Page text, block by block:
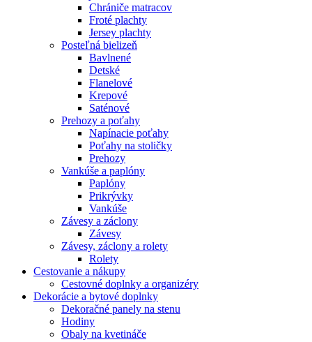
Chrániče matracov
Froté plachty
Jersey plachty
Posteľná bielizeň
Bavlnené
Detské
Flanelové
Krepové
Saténové
Prehozy a poťahy
Napínacie poťahy
Poťahy na stoličky
Prehozy
Vankúše a paplóny
Paplóny
Prikrývky
Vankúše
Závesy a záclony
Závesy
Závesy, záclony a rolety
Rolety
Cestovanie a nákupy
Cestovné doplnky a organizéry
Dekorácie a bytové doplnky
Dekoračné panely na stenu
Hodiny
Obaly na kvetináče